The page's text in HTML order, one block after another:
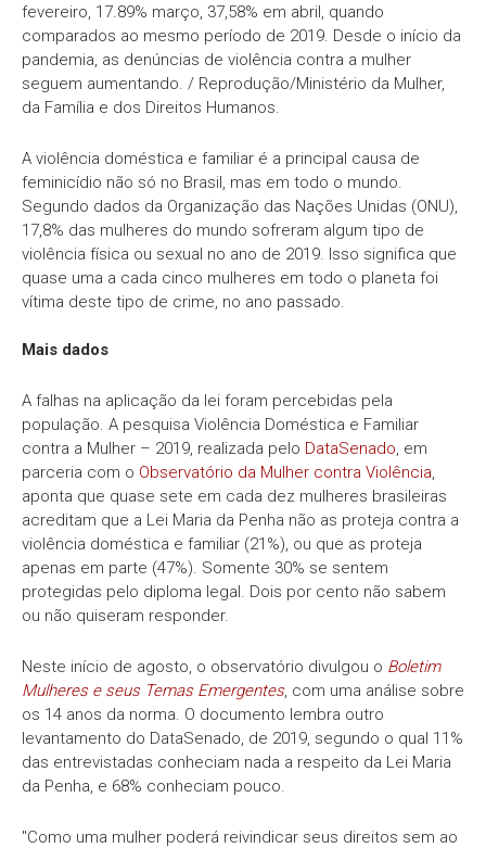
fevereiro, 17.89% março, 37,58% em abril, quando
comparados ao mesmo período de 2019. Desde o início da
pandemia, as denúncias de violência contra a mulher
seguem aumentando. / Reprodução/Ministério da Mulher,
da Família e dos Direitos Humanos.
A violência doméstica e familiar é a principal causa de
feminicídio não só no Brasil, mas em todo o mundo.
Segundo dados da Organização das Nações Unidas (ONU),
17,8% das mulheres do mundo sofreram algum tipo de
violência física ou sexual no ano de 2019. Isso significa que
quase uma a cada cinco mulheres em todo o planeta foi
vítima deste tipo de crime, no ano passado.
Mais dados
A falhas na aplicação da lei foram percebidas pela
população. A pesquisa Violência Doméstica e Familiar
contra a Mulher – 2019, realizada pelo DataSenado, em
parceria com o Observatório da Mulher contra Violência,
aponta que quase sete em cada dez mulheres brasileiras
acreditam que a Lei Maria da Penha não as proteja contra a
violência doméstica e familiar (21%), ou que as proteja
apenas em parte (47%). Somente 30% se sentem
protegidas pelo diploma legal. Dois por cento não sabem
ou não quiseram responder.
Neste início de agosto, o observatório divulgou o Boletim
Mulheres e seus Temas Emergentes, com uma análise sobre
os 14 anos da norma. O documento lembra outro
levantamento do DataSenado, de 2019, segundo o qual 11%
das entrevistadas conheciam nada a respeito da Lei Maria
da Penha, e 68% conheciam pouco.
"Como uma mulher poderá reivindicar seus direitos sem ao